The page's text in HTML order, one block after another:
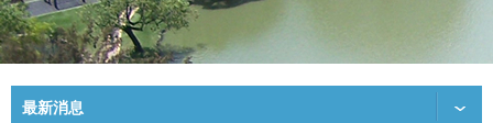
最新消息